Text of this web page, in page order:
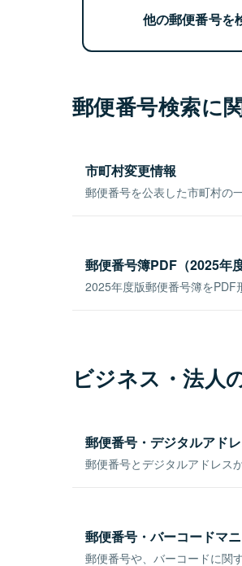
他の郵便番号を
郵便番号検索に
市町村変更情報
郵便番号を公表した市町村の
郵便番号簿PDF（2025年
2025年度版郵便番号簿をPDF
ビジネス・法人
郵便番号・デジタルアド
郵便番号とデジタルアドレス
郵便番号・バーコードマ
郵便番号や、バーコードに関